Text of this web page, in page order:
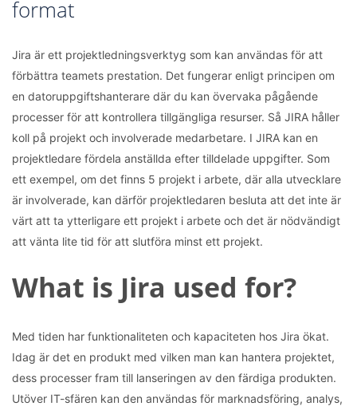
format
Jira är ett projektledningsverktyg som kan användas för att
förbättra teamets prestation. Det fungerar enligt principen om
en datoruppgiftshanterare där du kan övervaka pågående
processer för att kontrollera tillgängliga resurser. Så JIRA håller
koll på projekt och involverade medarbetare. I JIRA kan en
projektledare fördela anställda efter tilldelade uppgifter. Som
ett exempel, om det finns 5 projekt i arbete, där alla utvecklare
är involverade, kan därför projektledaren besluta att det inte är
värt att ta ytterligare ett projekt i arbete och det är nödvändigt
att vänta lite tid för att slutföra minst ett projekt.
What is Jira used for?
Med tiden har funktionaliteten och kapaciteten hos Jira ökat.
Idag är det en produkt med vilken man kan hantera projektet,
dess processer fram till lanseringen av den färdiga produkten.
Utöver IT-sfären kan den användas för marknadsföring, analys,